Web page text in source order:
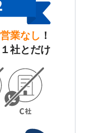
業なし ！
社とだけ